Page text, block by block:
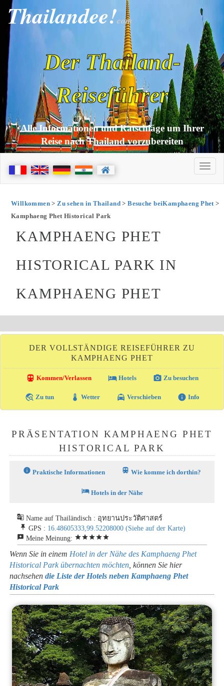
Thailandee!com
Der Thailand-
Reiseführer
Alle Informationen und Ratschläge um Ihrer
Reise nach Thailand vorzubereiten
Willkommen>Zu sehen in Thailand>Besuche beiKamphaeng Phet>
Kamphaeng Phet Historical Park
KAMPHAENG PHET
HISTORICAL PARK IN
KAMPHAENG PHET
DER VOLLSTÄNDIGE REISEFÜHRER ZU
KAMPHAENG PHET
directions_transit Kommen/Verlassen local_hotelHotels photo_camera Zu besuchen
travel_explore Zu tun thermostat Wetter local_taxi Verschieben info Info
PRÄSENTATION KAMPHAENG PHET
HISTORICAL PARK
info Praktische Informationen train Wie komme ich dorthin?
hotelHotels in der Nähe
g_translate Name auf Thailändisch : อุทยานประวัติศาสตร์
push_pin GPS : 16.48605333,99.52208000 (Siehe auf der Karte)
reviews Meine Meinung: starstarstarstarstar
Wenn Sie in einem Hotel in der Nähe des Kamphaeng Phet
Historical Park übernachten möchten , können Sie hier
nachsehendie Liste der Hotels neben Kamphaeng Phet
Historical Park